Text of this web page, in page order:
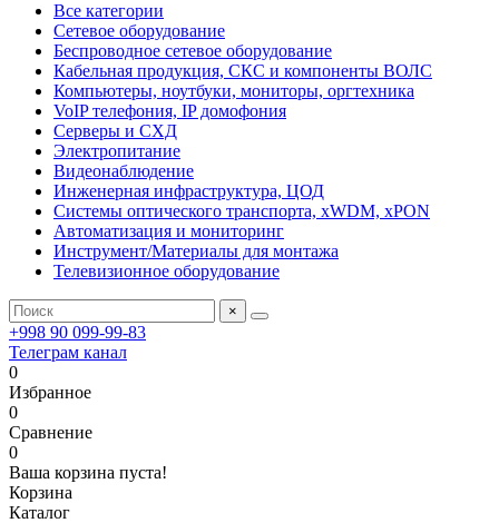
Все категории
Сетевое оборудование
Беспроводное сетевое оборудование
Кабельная продукция, СКС и компоненты ВОЛС
Компьютеры, ноутбуки, мониторы, оргтехника
VoIP телефония, IP домофония
Серверы и СХД
Электропитание
Видеонаблюдение
Инженерная инфраструктура, ЦОД
Системы оптического транспорта, xWDM, xPON
Автоматизация и мониторинг
Инструмент/Материалы для монтажа
Телевизионное оборудование
×
+998 90 099-99-83
Телеграм канал
0
Избранное
0
Сравнение
0
Ваша корзина пуста!
Корзина
Каталог